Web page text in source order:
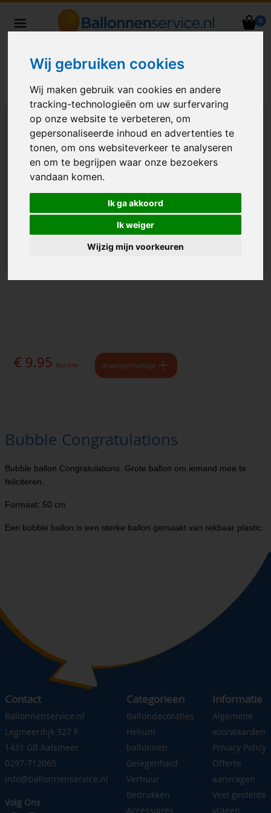
Wij gebruiken cookies
Wij maken gebruik van cookies en andere
tracking-technologieën om uw surfervaring
op onze website te verbeteren, om
gepersonaliseerde inhoud en advertenties te
tonen, om ons websiteverkeer te analyseren
en om te begrijpen waar onze bezoekers
vandaan komen.
Ik ga akkoord
Ik weiger
Wijzig mijn voorkeuren
0
Nederland
€ 9.95 Excl. btw In winkelmandje
Bubble Congratulations
Bubble ballon Congratulations. Grote ballon om iemand mee te
feliciteren.
Formaat: 50 cm
Een bubble ballon is een sterke ballon gemaakt van rekbaar plastic.
Contact
Ballonnenservice.nl
Legmeerdijk 327 F
1431 GB Aalsmeer
0297-712065
info@ballonnenservice.nl
Volg Ons
Categorieen
Ballondecoraties
Helium
ballonnen
Gelegenheid
Verhuur
Bedrukken
Accessoires
Informatie
Algemene
voorwaarden
Privacy Policy
Offerte
aanvragen
Veel gestelde
vragen